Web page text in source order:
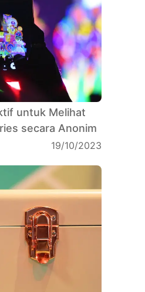
untuk Melihat
secara Anonim
19/10/2023